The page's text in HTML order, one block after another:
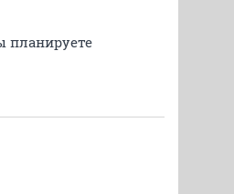
планируете